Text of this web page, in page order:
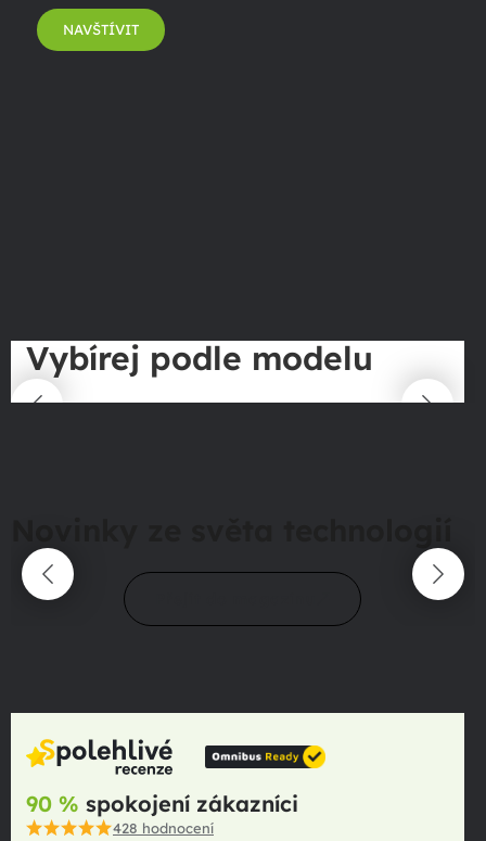
NAVŠTÍVIT
Vybírej podle modelu
90 % spokojení zákazníci
428 hodnocení